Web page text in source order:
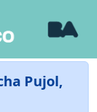
Pujol,